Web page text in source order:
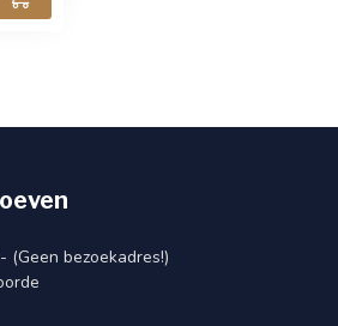
(Geen bezoekadres!)